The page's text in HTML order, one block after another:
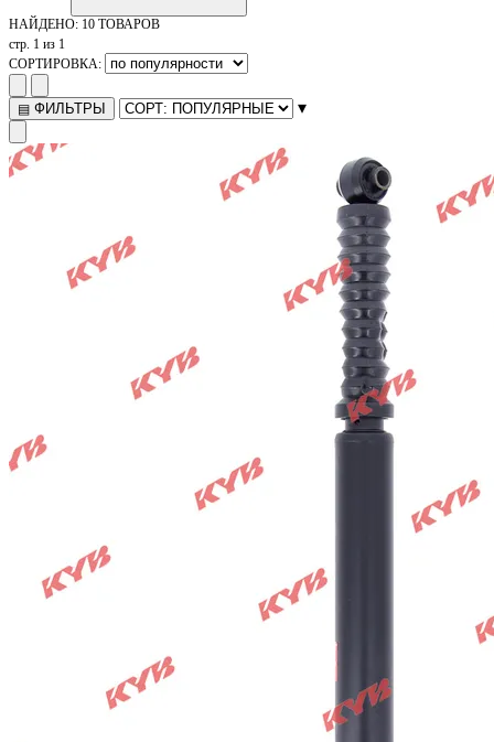
НАЙДЕНО: 10 ТОВАРОВ
стр. 1 из 1
СОРТИРОВКА:
▤ ФИЛЬТРЫ ▾